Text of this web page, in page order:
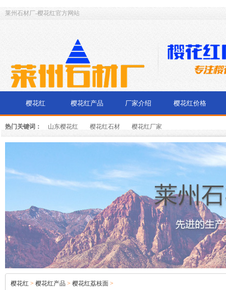
莱州石材厂-樱花红官方网站
樱花红 樱花红产品 厂家介绍 樱花红价格
热门关键词： 山东樱花红 樱花红石材 樱花红厂家
樱花红 > 樱花红产品 > 樱花红荔枝面 >